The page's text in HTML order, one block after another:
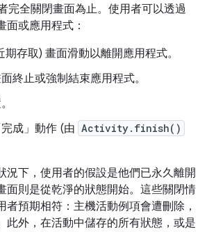
完全關閉畫面為止。使用者可以透過
面或應用程式：
存取) 畫面滑動以離開應用程式。
終止或強制結束應用程式。
成」動作 (由 Activity.finish()
況下，使用者的假設是他們已永久離開
面則是從乾淨的狀態開始。這些關閉情
者預期相符：主機活動例項會遭刪除，
此外，在活動中儲存的所有狀態，或是